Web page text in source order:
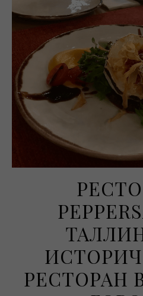
РЕСТОРАН